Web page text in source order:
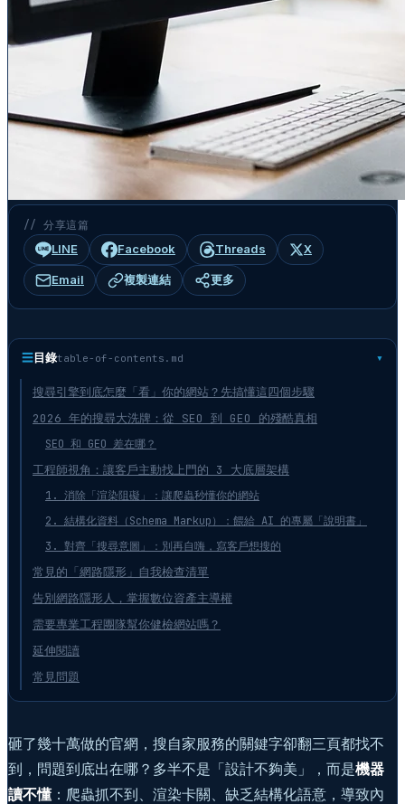
// 分享這篇
LINE Facebook Threads X
Email 複製連結 更多
☰目錄table-of-contents.md
搜尋引擎到底怎麼「看」你的網站？先搞懂這四個步驟
2026 年的搜尋大洗牌：從 SEO 到 GEO 的殘酷真相
SEO 和 GEO 差在哪？
工程師視角：讓客戶主動找上門的 3 大底層架構
1. 消除「渲染阻礙」：讓爬蟲秒懂你的網站
2. 結構化資料（Schema Markup）：餵給 AI 的專屬「說明書」
3. 對齊「搜尋意圖」：別再自嗨，寫客戶想搜的
常見的「網路隱形」自我檢查清單
告別網路隱形人，掌握數位資產主導權
需要專業工程團隊幫你健檢網站嗎？
延伸閱讀
常見問題
砸了幾十萬做的官網，搜自家服務的關鍵字卻翻三頁都找不
到，問題到底出在哪？多半不是「設計不夠美」，而是機器
讀不懂 ：爬蟲抓不到、渲染卡關、缺乏結構化語意，導致內